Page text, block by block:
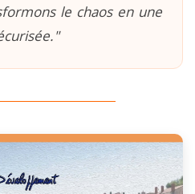
le chaos en une